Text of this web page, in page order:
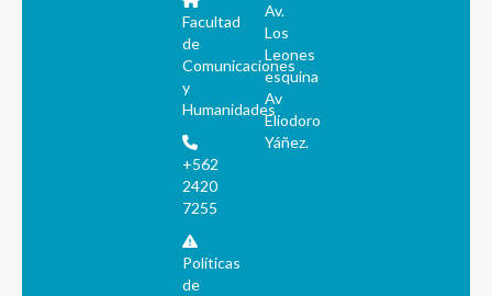
Facultad
de
Comunicaciones
y
Humanidades
+562
2420
7255
Políticas
de
Av.
Los
Leones
esquina
Av
Eliodoro
Yáñez.